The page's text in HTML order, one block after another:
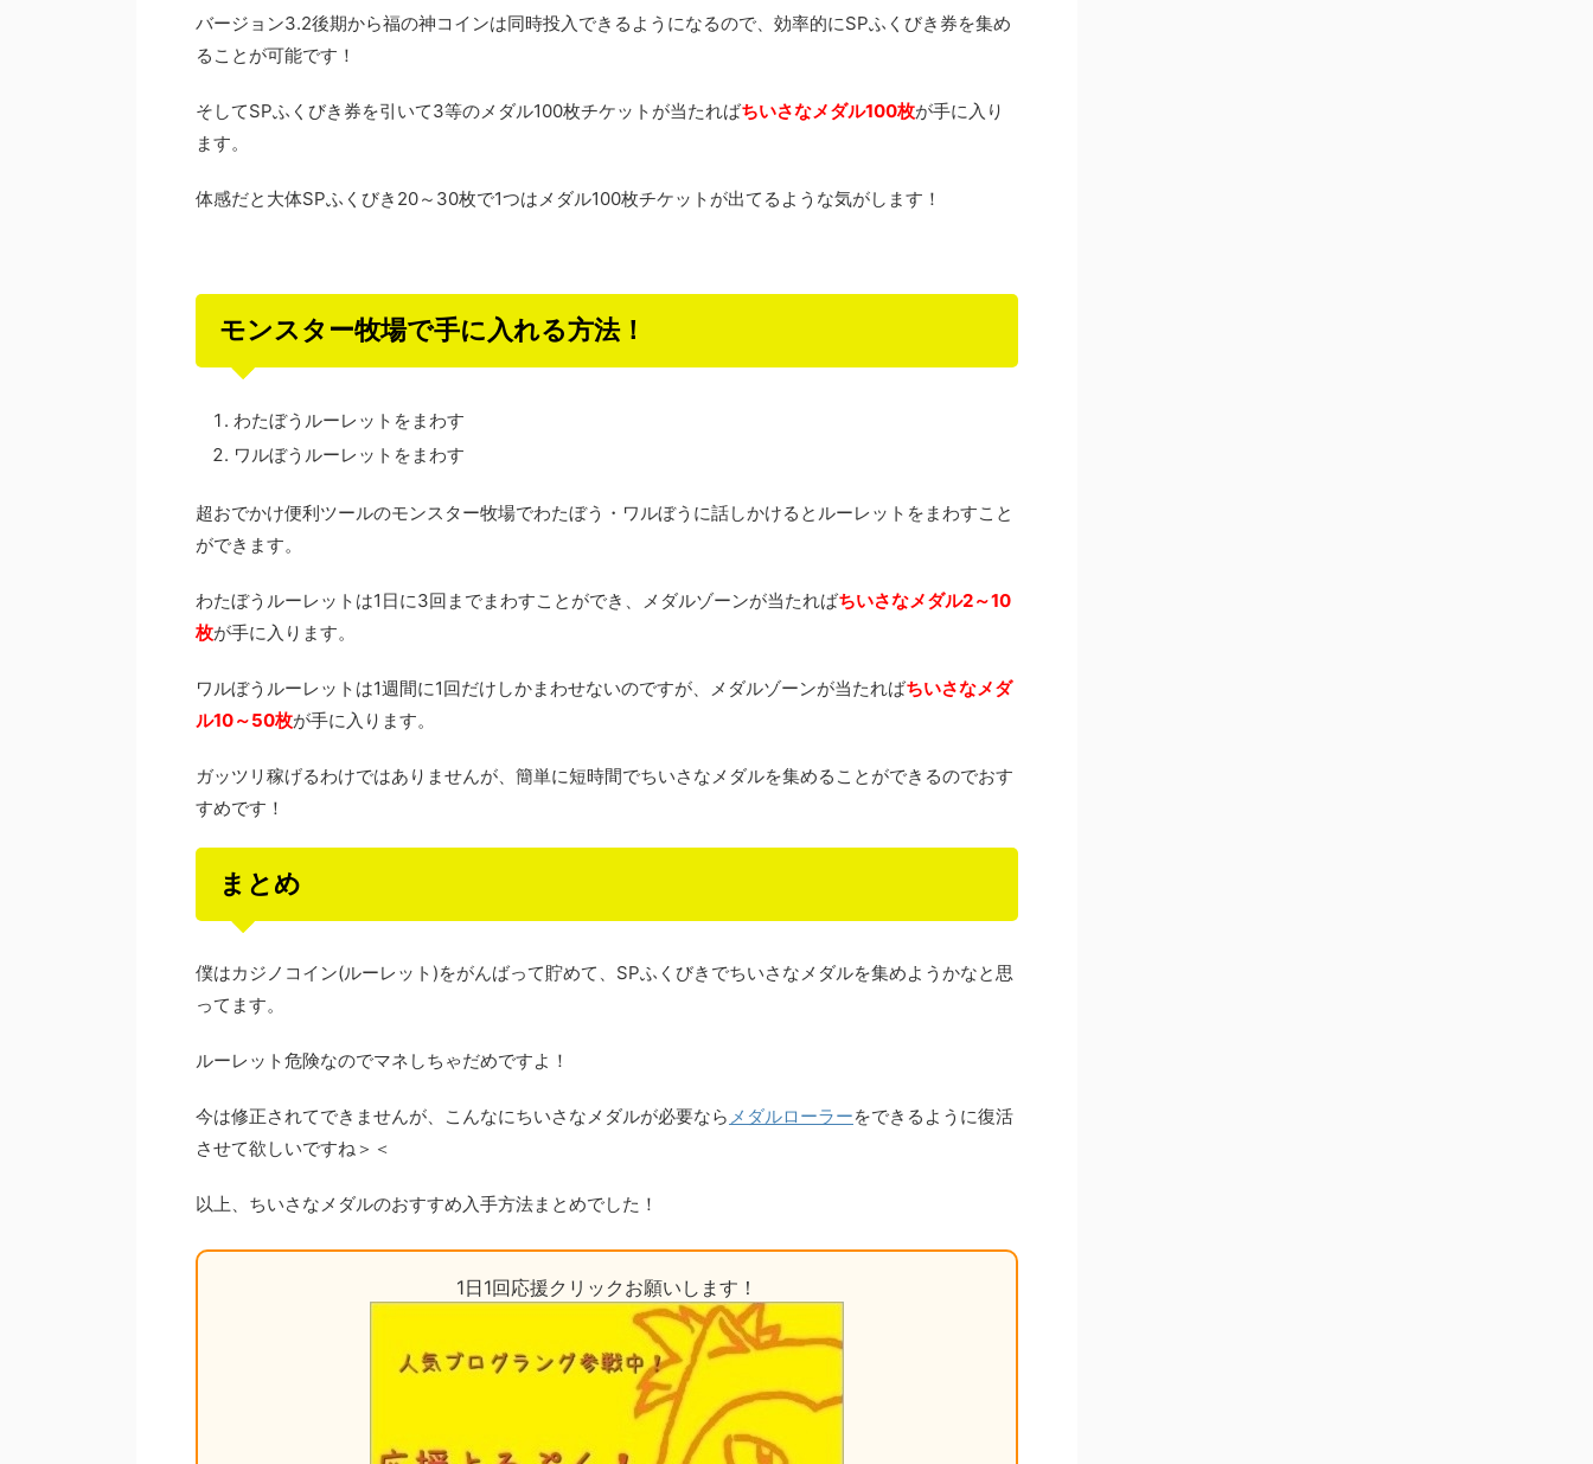
バージョン3.2後期から福の神コインは同時投入できるようになるので、効率的にSPふくびき券を集め
ることが可能です！
そしてSPふくびき券を引いて3等のメダル100枚チケットが当たればちいさなメダル100枚が手に入り
ます。
体感だと大体SPふくびき20～30枚で1つはメダル100枚チケットが出てるような気がします！
モンスター牧場で手に入れる方法！
わたぼうルーレットをまわす
ワルぼうルーレットをまわす
超おでかけ便利ツールのモンスター牧場でわたぼう・ワルぼうに話しかけるとルーレットをまわすこと
ができます。
わたぼうルーレットは1日に3回までまわすことができ、メダルゾーンが当たればちいさなメダル2～10
枚が手に入ります。
ワルぼうルーレットは1週間に1回だけしかまわせないのですが、メダルゾーンが当たればちいさなメダ
ル10～50枚が手に入ります。
ガッツリ稼げるわけではありませんが、簡単に短時間でちいさなメダルを集めることができるのでおす
すめです！
まとめ
僕はカジノコイン(ルーレット)をがんばって貯めて、SPふくびきでちいさなメダルを集めようかなと思
ってます。
ルーレット危険なのでマネしちゃだめですよ！
今は修正されてできませんが、こんなにちいさなメダルが必要なら メダルローラーをできるように復活
させて欲しいですね＞＜
以上、ちいさなメダルのおすすめ入手方法まとめでした！
1日1回応援クリックお願いします！